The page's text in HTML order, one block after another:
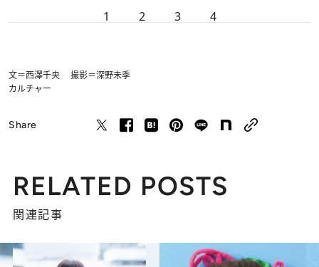
1 2 3 4
文＝西澤千央 撮影＝深野未季
カルチャー
Share
RELATED POSTS
関連記事